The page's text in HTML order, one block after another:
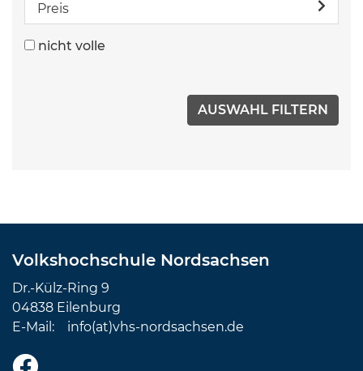
Preis
nicht volle
Volkshochschule Nordsachsen
Dr.-Külz-Ring 9
04838 Eilenburg
E-Mail: info(at)vhs-nordsachsen.de